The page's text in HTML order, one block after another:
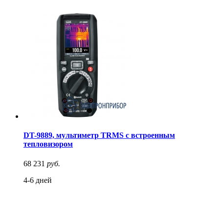
DT-9889, мультиметр TRMS с встроенным
тепловизором
68 231 руб.
4-6 дней